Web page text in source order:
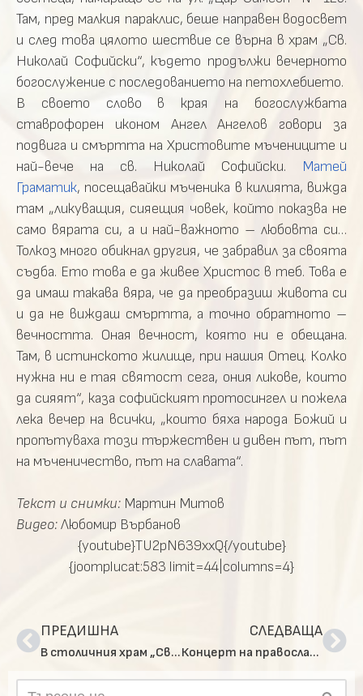
Там, пред малкия параклис, беше направен водосвет
и след това цялото шествие се върна в храм „Св.
Николай Софийски“, където продължи вечерното
богослужение с последованието на петохлебието.
В своето слово в края на богослужбата
ставрофорен иконом Ангел Ангелов говори за
подвига и смъртта на Христовите мъчениците и
най-вече на св. Николай Софийски. Матей
Граматик, посещавайки мъченика в килията, вижда
там „ликуващия, сияещия човек, който показва не
само вярата си, а и най-важното – любовта си…
Толкоз много обикнал другия, че забравил за своята
съдба. Ето това е да живее Христос в теб. Това е
да имаш такава вяра, че да преобразиш живота си
и да не виждаш смъртта, а точно обратното –
вечността. Оная вечност, която ни е обещана.
Там, в истинското жилище, при нашия Отец. Колко
нужна ни е тая святост сега, ония ликове, които
да сияят“, каза софийският протосингел и пожела
лека вечер на всички, „които бяха народа Божий и
пропътуваха този тържествен и дивен път, път
на мъченичество, път на славата“.
Текст и снимки: Мартин Митов
Видео:Любомир Върбанов
{youtube}TU2pN639xxQ{/youtube}
{joomplucat:583 limit=44|columns=4}
ПРЕДИШНА
В столичния храм „Св. вмчк Пантелеймон“ беше отслужена Преждеосвещена света Литургия
СЛЕДВАЩА
Концерт на православни хорове в храм „Св. Николай Софийски”